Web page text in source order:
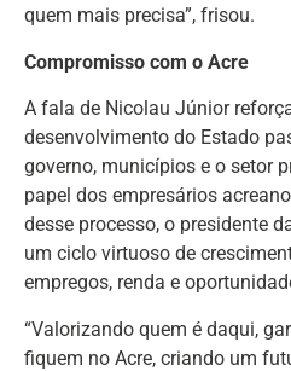
quem mais precisa”, frisou.
Compromisso com o Acre
A fala de Nicolau Júnior
desenvolvimento do Estado
governo, municípios e o setor
papel dos empresários
desse processo, o presidente
um ciclo virtuoso de
empregos, renda e
“Valorizando quem é daqui,
fiquem no Acre, criando um